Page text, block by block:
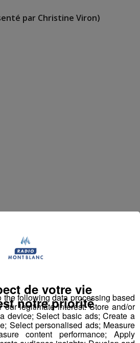
par Christine Viron)
(représenté par
following data processing based
our legitimate interest: Store and/or
device; Select basic ads; Create a
Select personalised ads; Measure
content performance; Apply
de votre vie
notre priorité